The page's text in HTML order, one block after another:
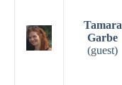
Tamara
Garbe
(guest)